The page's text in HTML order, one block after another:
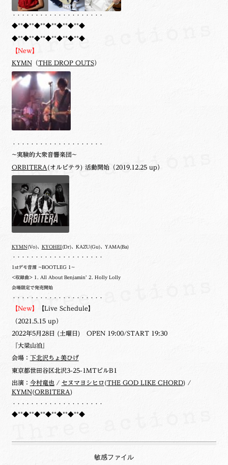
・・・・・・・・・・・・・・・・・・・・
◆**◆**◆**◆**◆**◆**◆
◆**◆**◆**◆**◆**◆**◆
【New】
KYMN（THE DROP OUTS）
・・・・・・・・・・・・・・・・・・・・
~実験的大衆音響楽団~
ORBITERA (オルビテラ) 活動開始（2019.12.25 up）
KYMN(Vo)、 KYOHEI (Dr)、KAZU(Gu)、YAMA(Ba)
・・・・・・・・・・・・・・・・・・・・
1stデモ音源 ~BOOTLEG 1~
<収録曲> 1. All About Benjamin’ 2. Holly Lolly
会場限定で発売開始
・・・・・・・・・・・・・・・・・・・・
【New】 【Live Schedule】
（2021.5.15 up）
2022年5月28日 (土曜日) OPEN 19:00/START 19:30
『大梁山泊』
会場： 下北沢ちょ美ひげ
東京都世田谷区北沢3-25-1MTビルB1
出演： 今村竜也 / セヌマヨシヒロ (THE GOD LIKE CHORD) /
KYMN(ORBITERA)
・・・・・・・・・・・・・・・・・・・・
◆**◆**◆**◆**◆**◆**◆
敏感ファイル